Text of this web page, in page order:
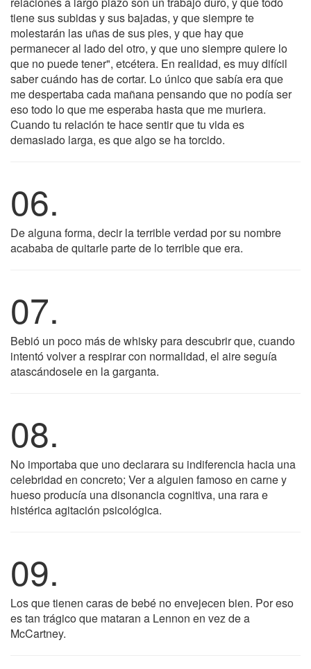
tiene sus subidas y sus bajadas, y que siempre te
molestarán las uñas de sus pies, y que hay que
permanecer al lado del otro, y que uno siempre quiere lo
que no puede tener", etcétera. En realidad, es muy difícil
saber cuándo has de cortar. Lo único que sabía era que
me despertaba cada mañana pensando que no podía ser
eso todo lo que me esperaba hasta que me muriera.
Cuando tu relación te hace sentir que tu vida es
demasiado larga, es que algo se ha torcido.
06.
De alguna forma, decir la terrible verdad por su nombre
acababa de quitarle parte de lo terrible que era.
07.
Bebió un poco más de whisky para descubrir que, cuando
intentó volver a respirar con normalidad, el aire seguía
atascándosele en la garganta.
08.
No importaba que uno declarara su indiferencia hacia una
celebridad en concreto; Ver a alguien famoso en carne y
hueso producía una disonancia cognitiva, una rara e
histérica agitación psicológica.
09.
Los que tienen caras de bebé no envejecen bien. Por eso
es tan trágico que mataran a Lennon en vez de a
McCartney.